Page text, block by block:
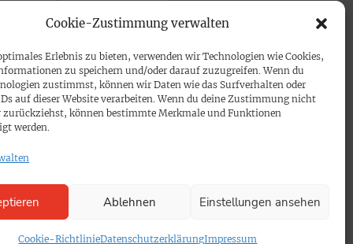
Cookie-Zustimmung verwalten
Erlebnis zu bieten, verwenden wir Technologien wie Cookies,
zu speichern und/oder darauf zuzugreifen. Wenn du
zustimmst, können wir Daten wie das Surfverhalten oder
auf dieser Website verarbeiten. Wenn du deine Zustimmung nicht
zurückziehst, können bestimmte Merkmale und Funktionen
werden.
Ablehnen Einstellungen ansehen
Cookie-RichtlinieDatenschutzerklärungImpressum